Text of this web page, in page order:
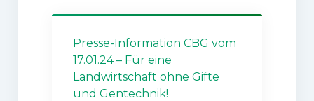
Presse-Information CBG vom
17.01.24 – Für eine
Landwirtschaft ohne Gifte
und Gentechnik!